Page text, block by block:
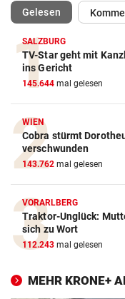
Gelesen(ausgewählt)
SALZBURG
TV-Star geht mit
ins Gericht
145.644 mal gelesen
WIEN
Cobra stürmt
verschwunden
143.762 mal gelesen
VORARLBERG
Traktor-Unglück:
sich zu Wort
112.243 mal gelesen
MEHR KRONE+